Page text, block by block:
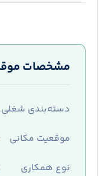
مشخصات
دسته‌بندی شغلی
موقعیت مکانی
نوع همکاری